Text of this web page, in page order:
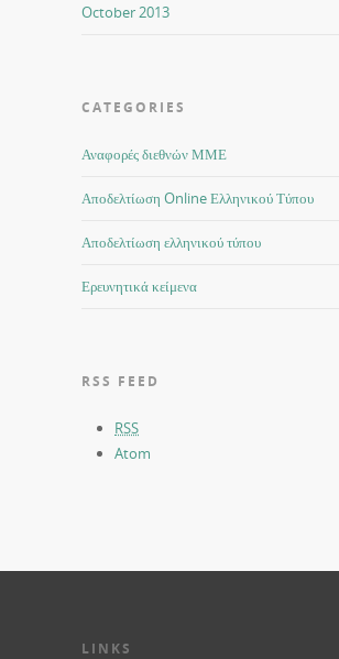
October 2013
CATEGORIES
Αναφορές διεθνών ΜΜΕ
Αποδελτίωση Online Ελληνικού Τύπου
Αποδελτίωση ελληνικού τύπου
Ερευνητικά κείμενα
RSS FEED
RSS
Atom
LINKS